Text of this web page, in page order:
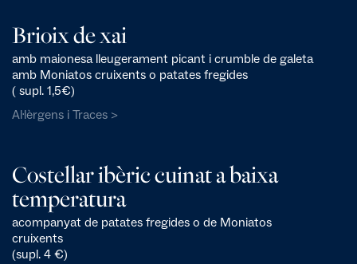
Brioix de xai
amb maionesa lleugerament picant i crumble de galeta
amb Moniatos cruixents o patates fregides
( supl. 1,5€)
Al·lèrgens i Traces >
Costellar ibèric cuinat a baixa
temperatura
acompanyat de patates fregides o de Moniatos
cruixents
(supl. 4 €)